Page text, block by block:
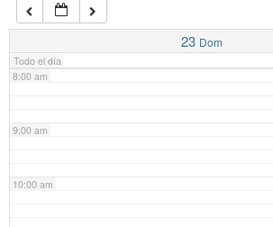
23 Dom
Todo el día
7:00 am
8:00 am
9:00 am
10:00 am